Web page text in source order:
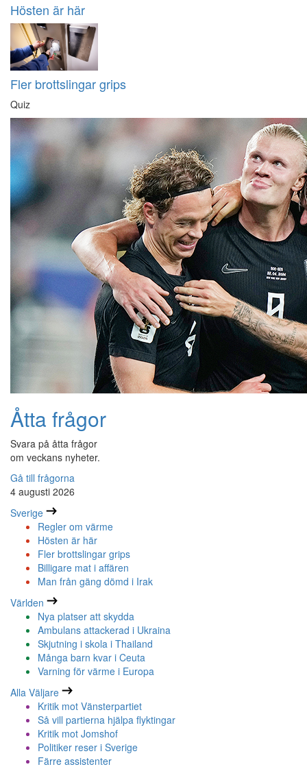
Hösten är här
Fler brottslingar grips
Quiz
Åtta frågor
Svara på åtta frågor
om veckans nyheter.
Gå till frågorna
4 augusti 2026
Sverige
Regler om värme
Hösten är här
Fler brottslingar grips
Billigare mat i affären
Man från gäng dömd i Irak
Världen
Nya platser att skydda
Ambulans attackerad i Ukraina
Skjutning i skola i Thailand
Många barn kvar i Ceuta
Varning för värme i Europa
Alla Väljare
Kritik mot Vänsterpartiet
Så vill partierna hjälpa flyktingar
Kritik mot Jomshof
Politiker reser i Sverige
Färre assistenter